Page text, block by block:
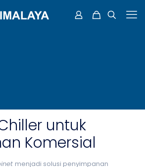
untuk
Komersial
menjadi solusi penyimpanan